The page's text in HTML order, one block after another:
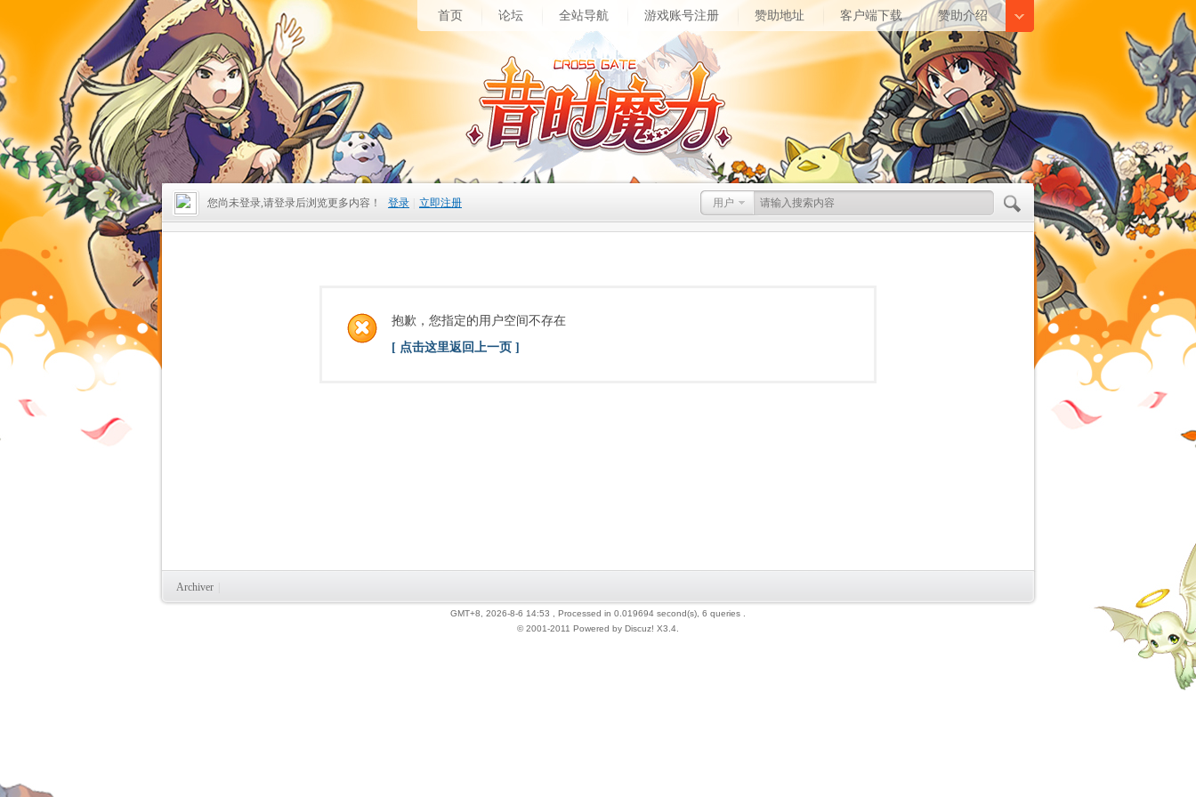
首页 论坛 全站导航 游戏账号注册 赞助地址 客户端下载 赞助介绍
用户
您尚未登录,请登录后浏览更多内容！ 登录 立即注册
抱歉，您指定的用户空间不存在
[ 点击这里返回上一页 ]
Archiver
GMT+8, 2026-8-6 14:53
, Processed in 0.019694 second(s), 6 queries .
© 2001-2011 Powered by Discuz! X3.4